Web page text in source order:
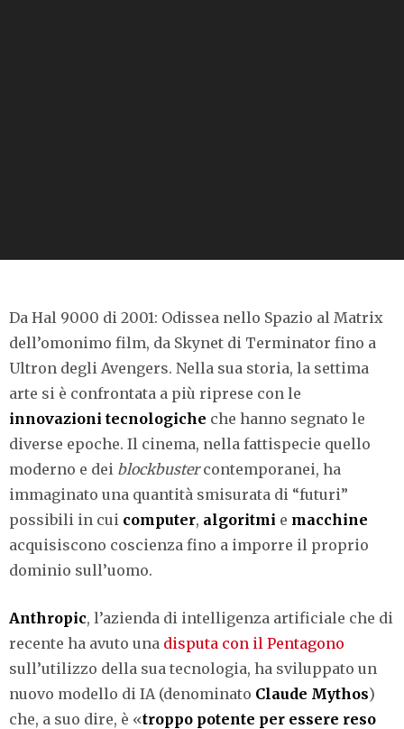
Da Hal 9000 di 2001: Odissea nello Spazio al Matrix
dell’omonimo film, da Skynet di Terminator fino a
Ultron degli Avengers. Nella sua storia, la settima
arte si è confrontata a più riprese con le
innovazioni tecnologiche che hanno segnato le
diverse epoche. Il cinema, nella fattispecie quello
moderno e dei blockbustercontemporanei, ha
immaginato una quantità smisurata di “futuri”
possibili in cui computer, algoritmi e macchine
acquisiscono coscienza fino a imporre il proprio
dominio sull’uomo.
Anthropic, l’azienda di intelligenza artificiale che di
recente ha avuto una disputa con il Pentagono
sull’utilizzo della sua tecnologia, ha sviluppato un
nuovo modello di IA (denominato Claude Mythos)
che, a suo dire, è «troppo potente per essere reso